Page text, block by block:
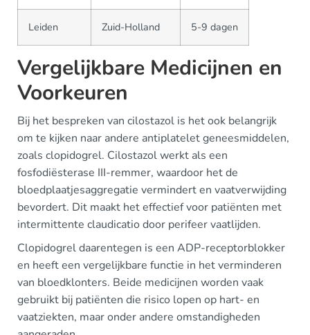
Leiden Zuid-Holland 5-9 dagen
Vergelijkbare Medicijnen en
Voorkeuren
Bij het bespreken van cilostazol is het ook belangrijk
om te kijken naar andere antiplatelet geneesmiddelen,
zoals clopidogrel. Cilostazol werkt als een
fosfodiësterase III-remmer, waardoor het de
bloedplaatjesaggregatie vermindert en vaatverwijding
bevordert. Dit maakt het effectief voor patiënten met
intermittente claudicatio door perifeer vaatlijden.
Clopidogrel daarentegen is een ADP-receptorblokker
en heeft een vergelijkbare functie in het verminderen
van bloedklonters. Beide medicijnen worden vaak
gebruikt bij patiënten die risico lopen op hart- en
vaatziekten, maar onder andere omstandigheden